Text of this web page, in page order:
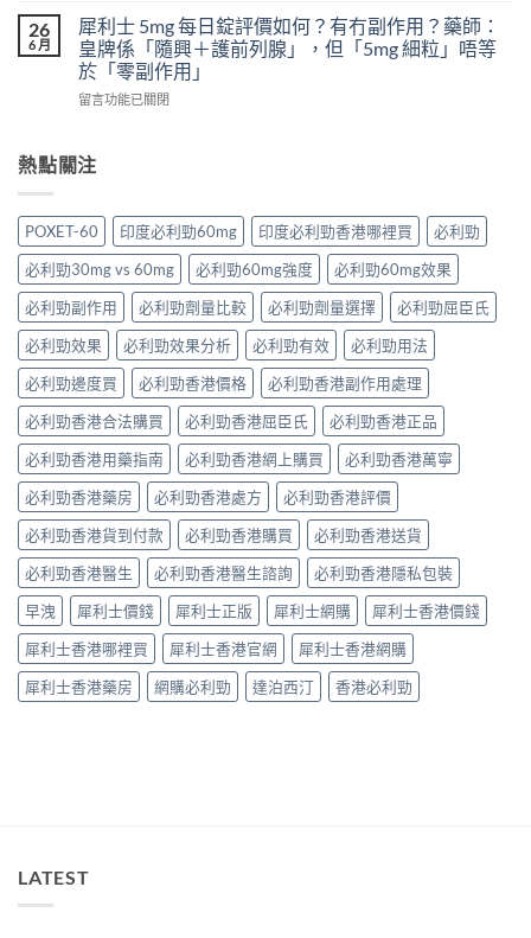
學
風
險
到
替
代
案
一
次
解
析〉
中
分
鐘
舒
法
防
完
整
攻
略
一
次
看〉
中
威
而
鋼
有
什
害：
量、
副
作
用
到
死
線
的
完
整
拆
解〉
中
級
希
愛
力：
改
功
礙
治
療
的
突
破
性
藥
物〉
中
26
6 月
犀利士 5mg 每日錠評價如何？有冇副作用？藥師：
皇牌係「隨興＋護前列腺」，但「5mg 細粒」唔等
於「零副作用」
在
士
5mg
日
錠
評
價
如
何？
有
冇
副
作
用？
藥
師：
皇
牌
係
「隨
興
＋
護
前
列
腺」，
但
「5mg
用」〉
留言功能已關閉
熱點關注
POXET-60 印度必利勁60mg 印度必利勁香港哪裡買
必利勁
必利勁30mg vs 60mg
必利勁60mg強度
必利勁60mg效果
必利勁副作用
必利勁劑量比較 必利勁劑量選擇
必利勁屈臣氏
必利勁效果
必利勁效果分析 必利勁有效
必利勁用法
必利勁邊度買
必利勁香港價格
必利勁香港副作用處理
必利勁香港合法購買
必利勁香港屈臣氏
必利勁香港正品
必利勁香港用藥指南
必利勁香港網上購買
必利勁香港萬寧
必利勁香港藥房
必利勁香港處方
必利勁香港評價
必利勁香港貨到付款
必利勁香港購買
必利勁香港送貨
必利勁香港醫生
必利勁香港醫生諮詢
必利勁香港隱私包裝
早洩
犀利士價錢 犀利士正版 犀利士網購
犀利士香港價錢
犀利士香港哪裡買
犀利士香港官網
犀利士香港網購
犀利士香港藥房
網購必利勁 達泊西汀 香港必利勁
LATEST